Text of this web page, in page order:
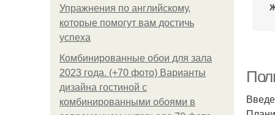
Упражнения по английскому,
которые помогут вам достичь
успеха
Комбинированные обои для зала
2023 года. (+70 фото) Варианты
дизайна гостиной с
комбинированными обоями в